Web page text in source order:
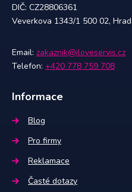
DIČ: CZ28806361
Veverkova 1343/1 500 02,
Email: zakaznik@iloveservis.cz
Telefon: +420 778 759 708
Informace
Blog
Pro firmy
Reklamace
Časté dotazy